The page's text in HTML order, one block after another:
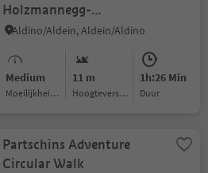
Holzmannegg-
Branzoll/Bronzolo
Aldino/Aldein, Aldein/Aldino
Medium
Moeilijkheidsgraad
11 m
Hoogteverschil
1h:26 Min
Duur
Partschins Adventure
Circular Walk